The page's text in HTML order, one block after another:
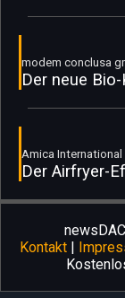
modem conclusa
Der neue
Amica International
Der Airfryer-
Kontakt